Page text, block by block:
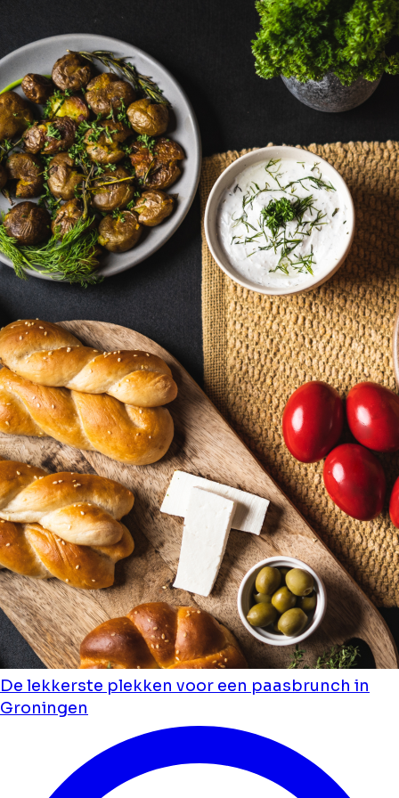
De lekkerste plekken voor een paasbrunch in
Groningen